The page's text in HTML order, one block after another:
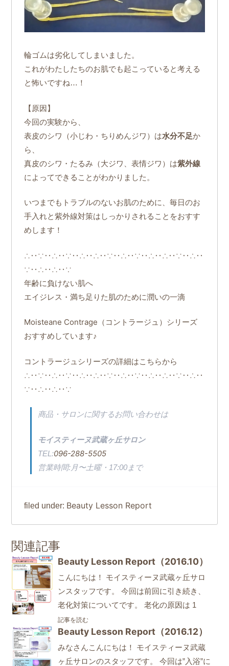
輪ゴムは劣化してしまいました。
これがわたしたちのお肌でも起こっていると考える
と怖いですね…！
【原因】
今回の実験から、
表皮のシワ（小じわ・ちりめんジワ）は水分不足か
ら、
真皮のシワ・たるみ（大ジワ、表情ジワ）は紫外線
によってできることがわかりました。
いつまでもトラブルのないお肌のために、毎日のお
手入れと紫外線対策はしっかりされることをおすす
めします！
∴‥∵‥∴‥∵‥∴‥∴‥∵‥∴‥∵‥∴‥∴‥∵‥∴‥
∵‥∴‥∴‥∵
年齢に負けない肌へ
エイジレス・満ち足りた肌のために潤いの一滴
Moisteane Contrage（コントラージュ）シリーズ
おすすめしています♪
コントラージュシリーズの詳細はこちらから
∴‥∵‥∴‥∵‥∴‥∴‥∵‥∴‥∵‥∴‥∴‥∵‥∴‥
∵‥∴‥∴‥∵
商品・サロンに関するお問い合わせは
モイスティーヌ武蔵ヶ丘サロン
TEL:096-288-5505
営業時間:月〜土曜・17:00まで
filed under: Beauty Lesson Report
関連記事
Beauty Lesson Report（2016.10）
こんにちは！ モイスティーヌ武蔵ヶ丘サロ
ンスタッフです。 今回は前回に引き続き、
老化対策についてです。 老化の原因は 1
記事を読む
Beauty Lesson Report（2016.12）
みなさんこんにちは！ モイスティーヌ武蔵
ヶ丘サロンのスタッフです。 今回は”入浴”に